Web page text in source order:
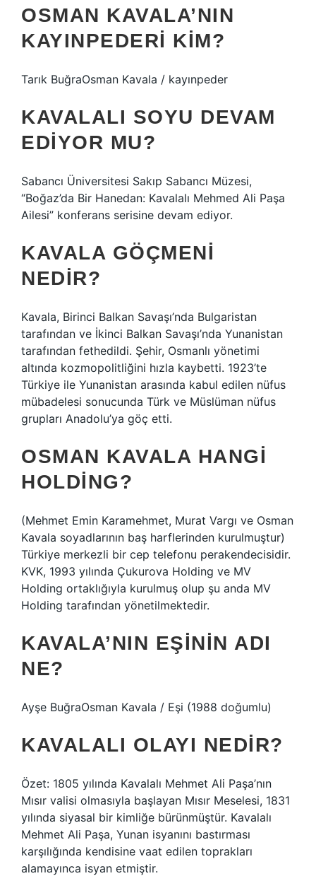
OSMAN KAVALA’NIN
KAYINPEDERI KIM?
Tarık BuğraOsman Kavala / kayınpeder
KAVALALI SOYU DEVAM
EDIYOR MU?
Sabancı Üniversitesi Sakıp Sabancı Müzesi,
“Boğaz’da Bir Hanedan: Kavalalı Mehmed Ali Paşa
Ailesi” konferans serisine devam ediyor.
KAVALA GÖÇMENI
NEDIR?
Kavala, Birinci Balkan Savaşı’nda Bulgaristan
tarafından ve İkinci Balkan Savaşı’nda Yunanistan
tarafından fethedildi. Şehir, Osmanlı yönetimi
altında kozmopolitliğini hızla kaybetti. 1923’te
Türkiye ile Yunanistan arasında kabul edilen nüfus
mübadelesi sonucunda Türk ve Müslüman nüfus
grupları Anadolu’ya göç etti.
OSMAN KAVALA HANGI
HOLDING?
(Mehmet Emin Karamehmet, Murat Vargı ve Osman
Kavala soyadlarının baş harflerinden kurulmuştur)
Türkiye merkezli bir cep telefonu perakendecisidir.
KVK, 1993 yılında Çukurova Holding ve MV
Holding ortaklığıyla kurulmuş olup şu anda MV
Holding tarafından yönetilmektedir.
KAVALA’NIN EŞININ ADI
NE?
Ayşe BuğraOsman Kavala / Eşi (1988 doğumlu)
KAVALALI OLAYI NEDIR?
Özet: 1805 yılında Kavalalı Mehmet Ali Paşa’nın
Mısır valisi olmasıyla başlayan Mısır Meselesi, 1831
yılında siyasal bir kimliğe bürünmüştür. Kavalalı
Mehmet Ali Paşa, Yunan isyanını bastırması
karşılığında kendisine vaat edilen toprakları
alamayınca isyan etmiştir.